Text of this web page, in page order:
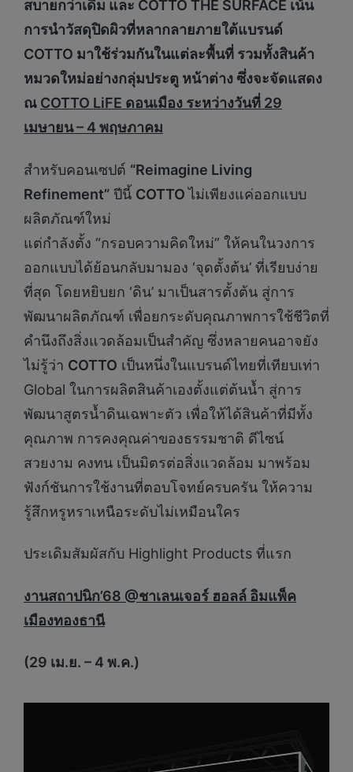
สบายกว่าเดิม และ COTTO THE SURFACE เน้น
การนำวัสดุปิดผิวที่หลากลายภายใต้แบรนด์
COTTO มาใช้ร่วมกันในแต่ละพื้นที่ รวมทั้งสินค้า
หมวดใหม่อย่างกลุ่มประตู หน้าต่าง ซึ่งจะจัดแสดง
ณ COTTO LiFE ดอนเมือง ระหว่างวันที่ 29
เมษายน – 4 พฤษภาคม
สำหรับคอนเซปต์ “Reimagine Living
Refinement” ปีนี้ COTTOไม่เพียงแค่ออกแบบ
ผลิตภัณฑ์ใหม่
แต่กำลังตั้ง “กรอบความคิดใหม่” ให้คนในวงการ
ออกแบบได้ย้อนกลับมามอง ‘จุดตั้งต้น’ ที่เรียบง่าย
ที่สุด โดยหยิบยก ‘ดิน’ มาเป็นสารตั้งต้น สู่การ
พัฒนาผลิตภัณฑ์ เพื่อยกระดับคุณภาพการใช้ชีวิตที่
คำนึงถึงสิ่งแวดล้อมเป็นสำคัญ ซึ่งหลายคนอาจยัง
ไม่รู้ว่า COTTO เป็นหนึ่งในแบรนด์ไทยที่เทียบเท่า
Global ในการผลิตสินค้าเองตั้งแต่ต้นน้ำ สู่การ
พัฒนาสูตรน้ำดินเฉพาะตัว เพื่อให้ได้สินค้าที่มีทั้ง
คุณภาพ การคงคุณค่าของธรรมชาติ ดีไซน์
สวยงาม คงทน เป็นมิตรต่อสิ่งแวดล้อม มาพร้อม
ฟังก์ชันการใช้งานที่ตอบโจทย์ครบครัน ให้ความ
รู้สึกหรูหราเหนือระดับไม่เหมือนใคร
ประเดิมสัมผัสกับ Highlight Products ที่แรก
งานสถาปนิก’68 @ชาเลนเจอร์ ฮอลล์ อิมแพ็ค
เมืองทองธานี
(29 เม.ย. – 4 พ.ค.)